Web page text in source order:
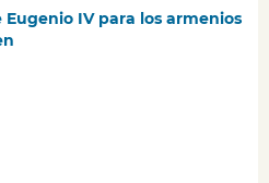
IV para los armenios